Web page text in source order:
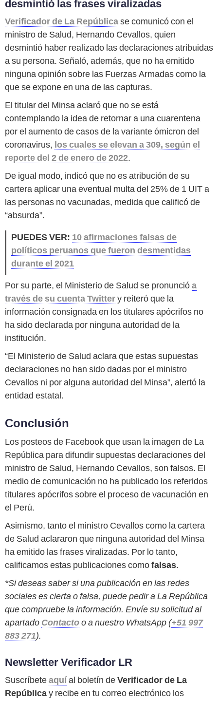
desmintió las frases viralizadas
Verificador de La Repúblicase comunicó con el
ministro de Salud, Hernando Cevallos, quien
desmintió haber realizado las declaraciones atribuidas
a su persona. Señaló, además, que no ha emitido
ninguna opinión sobre las Fuerzas Armadas como la
que se expone en una de las capturas.
El titular del Minsa aclaró que no se está
contemplando la idea de retornar a una cuarentena
por el aumento de casos de la variante ómicron del
coronavirus, los cuales se elevan a 309, según el
reporte del 2 de enero de 2022.
De igual modo, indicó que no es atribución de su
cartera aplicar una eventual multa del 25% de 1 UIT a
las personas no vacunadas, medida que calificó de
“absurda”.
PUEDES VER: 10 afirmaciones falsas de
políticos peruanos que fueron desmentidas
durante el 2021
Por su parte, el Ministerio de Salud se pronuncióa
través de su cuenta Twittery reiteró que la
información consignada en los titulares apócrifos no
ha sido declarada por ninguna autoridad de la
institución.
“El Ministerio de Salud aclara que estas supuestas
declaraciones no han sido dadas por el ministro
Cevallos ni por alguna autoridad del Minsa”, alertó la
entidad estatal.
Conclusión
Los posteos de Facebook que usan la imagen de La
República para difundir supuestas declaraciones del
ministro de Salud, Hernando Cevallos, son falsos. El
medio de comunicación no ha publicado los referidos
titulares apócrifos sobre el proceso de vacunación en
el Perú.
Asimismo, tanto el ministro Cevallos como la cartera
de Salud aclararon que ninguna autoridad del Minsa
ha emitido las frases viralizadas. Por lo tanto,
calificamos estas publicaciones comofalsas.
*Si deseas saber si una publicación en las redes
sociales es cierta o falsa, puede pedir a La República
que compruebe la información. Envíe su solicitud al
apartado Contactoo a nuestro WhatsApp (+51 997
883 271).
Newsletter Verificador LR
Suscríbeteaquíal boletín deVerificador de La
Repúblicay recibe en tu correo electrónico los